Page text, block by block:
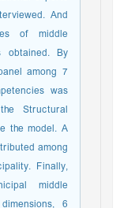
And
of middle
obtained. By
among 7
was
Structural
the model. A
among
Finally,
middle